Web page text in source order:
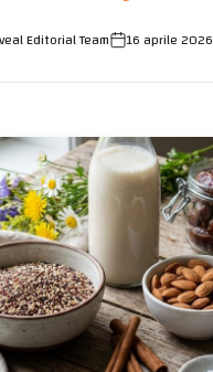
Editorial Team 16 aprile 2026